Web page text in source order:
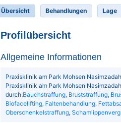
Übersicht Behandlungen Lage
Profilübersicht
Allgemeine Informationen
Praxisklinik am Park Mohsen
Praxisklinik am Park Mohsen
durch:Bauchstraffung, Bruststraffung,
Biofacelifting, Faltenbehandlung,
Oberschenkelstraffung,